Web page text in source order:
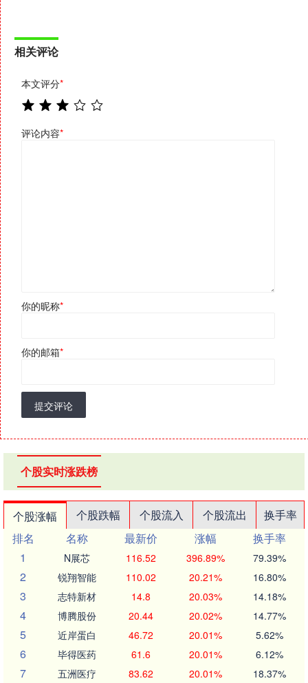
相关评论
本文评分*
评论内容*
你的昵称*
你的邮箱*
提交评论
个股实时涨跌榜
个股涨幅 个股跌幅 个股流入 个股流出
换手率
排名
名称 最新价 涨幅
换手率
1
N展芯 116.52 396.89% 79.39%
2 锐翔智能 110.02 20.21% 16.80%
3 志特新材 14.8 20.03% 14.18%
4 博腾股份 20.44 20.02% 14.77%
5 近岸蛋白 46.72 20.01% 5.62%
6 毕得医药 61.6 20.01% 6.12%
7 五洲医疗 83.62 20.01% 18.37%